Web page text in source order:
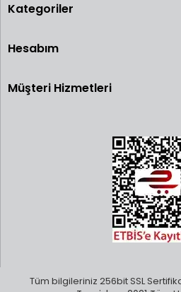
Kategoriler
Hesabım
Müşteri Hizmetleri
Tüm bilgileriniz 256bit SSL